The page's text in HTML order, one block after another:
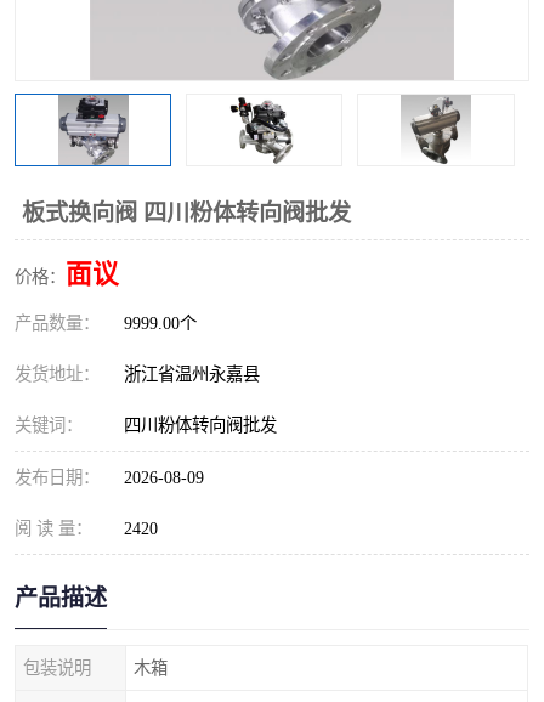
板式换向阀 四川粉体转向阀批发
价格： 面议
产品数量： 9999.00个
发货地址： 浙江省温州永嘉县
关键词： 四川粉体转向阀批发
发布日期： 2026-08-09
阅 读 量： 2420
产品描述
包装说明 木箱
Y型分路阀
粉体分路阀
管道换向器